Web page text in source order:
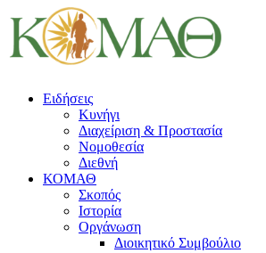
Ειδήσεις
Κυνήγι
Διαχείριση & Προστασία
Νομοθεσία
Διεθνή
ΚΟΜΑΘ
Σκοπός
Ιστορία
Οργάνωση
Διοικητικό Συμβούλιο